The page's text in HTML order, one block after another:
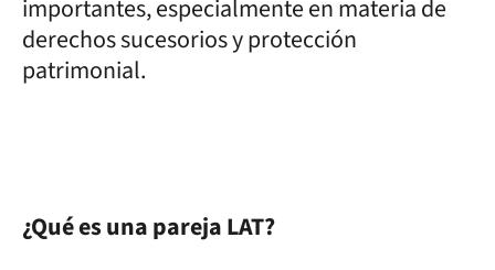
importantes, especialmente en materia de
derechos sucesorios y protección
patrimonial.
¿Qué es una pareja LAT?